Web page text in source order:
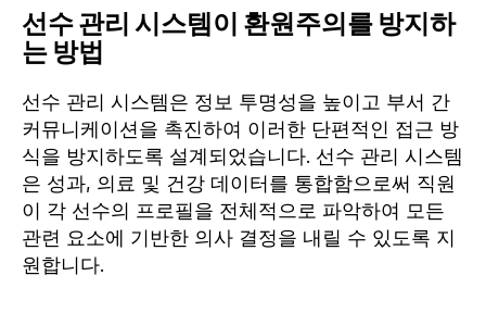
선수 관리 시스템이 환원주의를 방지하
는 방법
선수 관리 시스템은 정보 투명성을 높이고 부서 간
커뮤니케이션을 촉진하여 이러한 단편적인 접근 방
식을 방지하도록 설계되었습니다. 선수 관리 시스템
은 성과, 의료 및 건강 데이터를 통합함으로써 직원
이 각 선수의 프로필을 전체적으로 파악하여 모든
관련 요소에 기반한 의사 결정을 내릴 수 있도록 지
원합니다.